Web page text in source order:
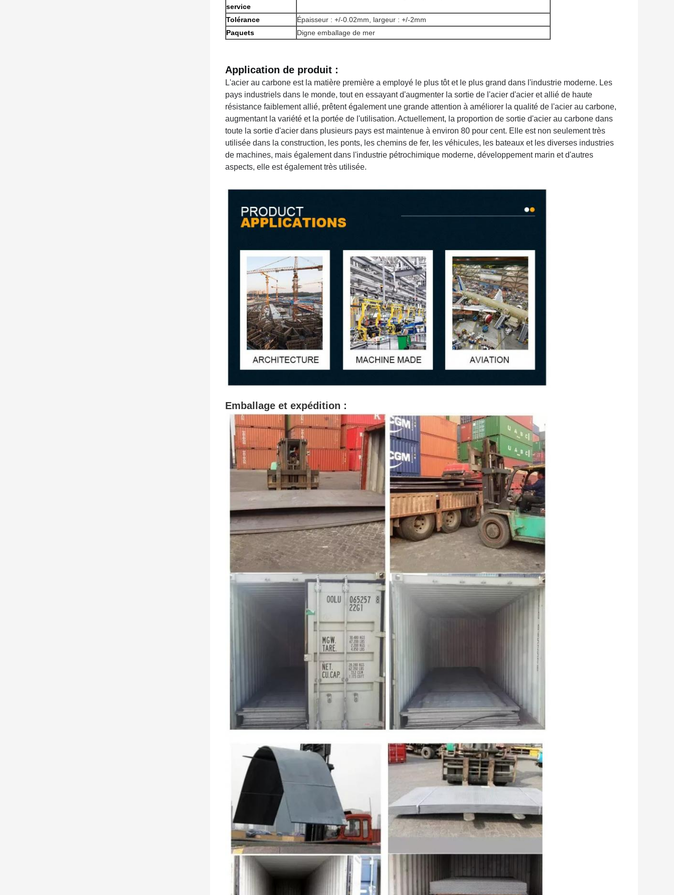
service
Tolérance
Épaisseur : +/-0.02mm, largeur : +/-2mm
Paquets
Digne emballage de mer
Application de produit :
L'acier au carbone est la matière première a employé le plus tôt et le plus grand dans l'industrie moderne. Les
pays industriels dans le monde, tout en essayant d'augmenter la sortie de l'acier d'acier et allié de haute
résistance faiblement allié, prêtent également une grande attention à améliorer la qualité de l'acier au carbone,
augmentant la variété et la portée de l'utilisation. Actuellement, la proportion de sortie d'acier au carbone dans
toute la sortie d'acier dans plusieurs pays est maintenue à environ 80 pour cent. Elle est non seulement très
utilisée dans la construction, les ponts, les chemins de fer, les véhicules, les bateaux et les diverses industries
de machines, mais également dans l'industrie pétrochimique moderne, développement marin et d'autres
aspects, elle est également très utilisée.
Emballage et expédition :